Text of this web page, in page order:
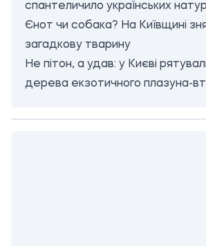
спантеличило українських
Єнот чи собака? На Київщині
загадкову тварину
Не пітон, а удав: у Києві
дерева екзотичного плазуна-